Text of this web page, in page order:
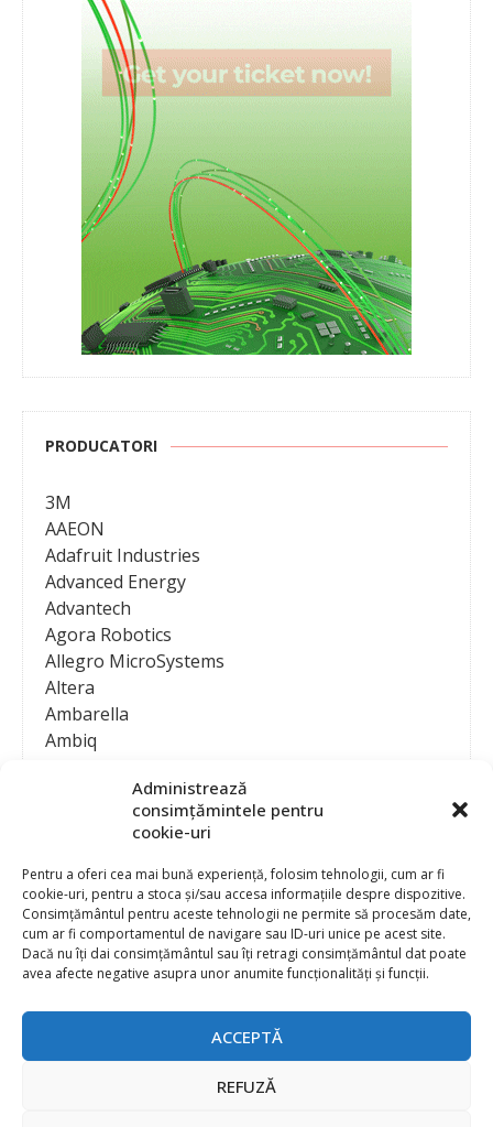
Administrează
consimțămintele pentru
cookie-uri
Pentru a oferi cea mai bună experiență, folosim tehnologii, cum ar fi
cookie-uri, pentru a stoca și/sau accesa informațiile despre dispozitive.
Consimțământul pentru aceste tehnologii ne permite să procesăm date,
cum ar fi comportamentul de navigare sau ID-uri unice pe acest site.
Dacă nu îți dai consimțământul sau îți retragi consimțământul dat poate
avea afecte negative asupra unor anumite funcționalități și funcții.
ACCEPTĂ
REFUZĂ
PRODUCATORI
3M
AAEON
Adafruit Industries
Advanced Energy
Advantech
Agora Robotics
Allegro MicroSystems
Altera
Ambarella
Ambiq
Analog Devices
Anritsu Corporation
Ansys
APS
Arduino
Arm
Asentics
ATEN International
Contact
Publicitate
Abonament la revista “Electronica Azi”